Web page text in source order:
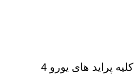
سر سیلندر خام کلیه پراید های یورو 4